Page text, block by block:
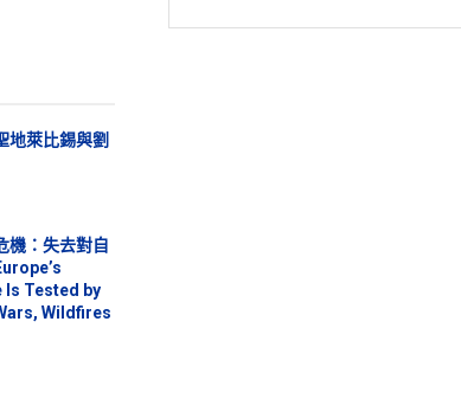
地萊比錫與劉
機：失去對自
Is Tested by
Wildfires